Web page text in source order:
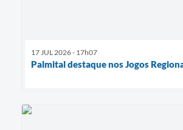
17 JUL 2026 - 17h07
Palmital destaque nos Jogos